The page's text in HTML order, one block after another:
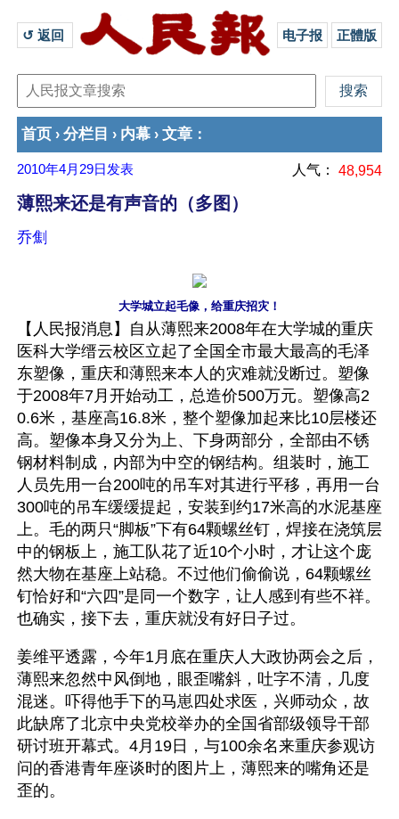
↺ 返回 电子报 正體版
首页 › 分栏目 › 内幕 › 文章 ：
2010年4月29日 发表 人气： 48,954
薄熙来还是有声音的（多图）
乔劁
大学城立起毛像，给重庆招灾！
【人民报消息】自从薄熙来2008年在大学城的重庆
医科大学缙云校区立起了全国全市最大最高的毛泽
东塑像，重庆和薄熙来本人的灾难就没断过。塑像
于2008年7月开始动工，总造价500万元。塑像高2
0.6米，基座高16.8米，整个塑像加起来比10层楼还
高。塑像本身又分为上、下身两部分，全部由不锈
钢材料制成，内部为中空的钢结构。组装时，施工
人员先用一台200吨的吊车对其进行平移，再用一台
300吨的吊车缓缓提起，安装到约17米高的水泥基座
上。毛的两只“脚板”下有64颗螺丝钉，焊接在浇筑层
中的钢板上，施工队花了近10个小时，才让这个庞
然大物在基座上站稳。不过他们偷偷说，64颗螺丝
钉恰好和“六四”是同一个数字，让人感到有些不祥。
也确实，接下去，重庆就没有好日子过。
姜维平透露，今年1月底在重庆人大政协两会之后，
薄熙来忽然中风倒地，眼歪嘴斜，吐字不清，几度
混迷。吓得他手下的马崽四处求医，兴师动众，故
此缺席了北京中央党校举办的全国省部级领导干部
研讨班开幕式。4月19日，与100余名来重庆参观访
问的香港青年座谈时的图片上，薄熙来的嘴角还是
歪的。